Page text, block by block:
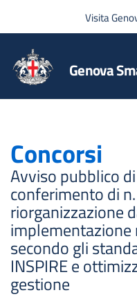
Salta al
Visita
Genova
Concorsi
Avviso pubblico
conferimento di
riorganizzazione
secondo gli
INSPIRE e
gestione